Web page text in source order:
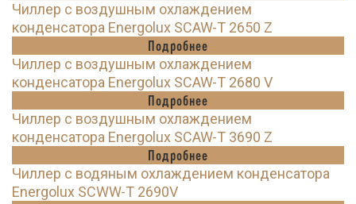
Чиллер с воздушным охлаждением
конденсатора Energolux SCAW-T 2650 Z
Подробнее
Чиллер с воздушным охлаждением
конденсатора Energolux SCAW-T 2680 V
Подробнее
Чиллер с воздушным охлаждением
конденсатора Energolux SCAW-T 3690 Z
Подробнее
Чиллер с водяным охлаждением конденсатора
Energolux SCWW-T 2690V